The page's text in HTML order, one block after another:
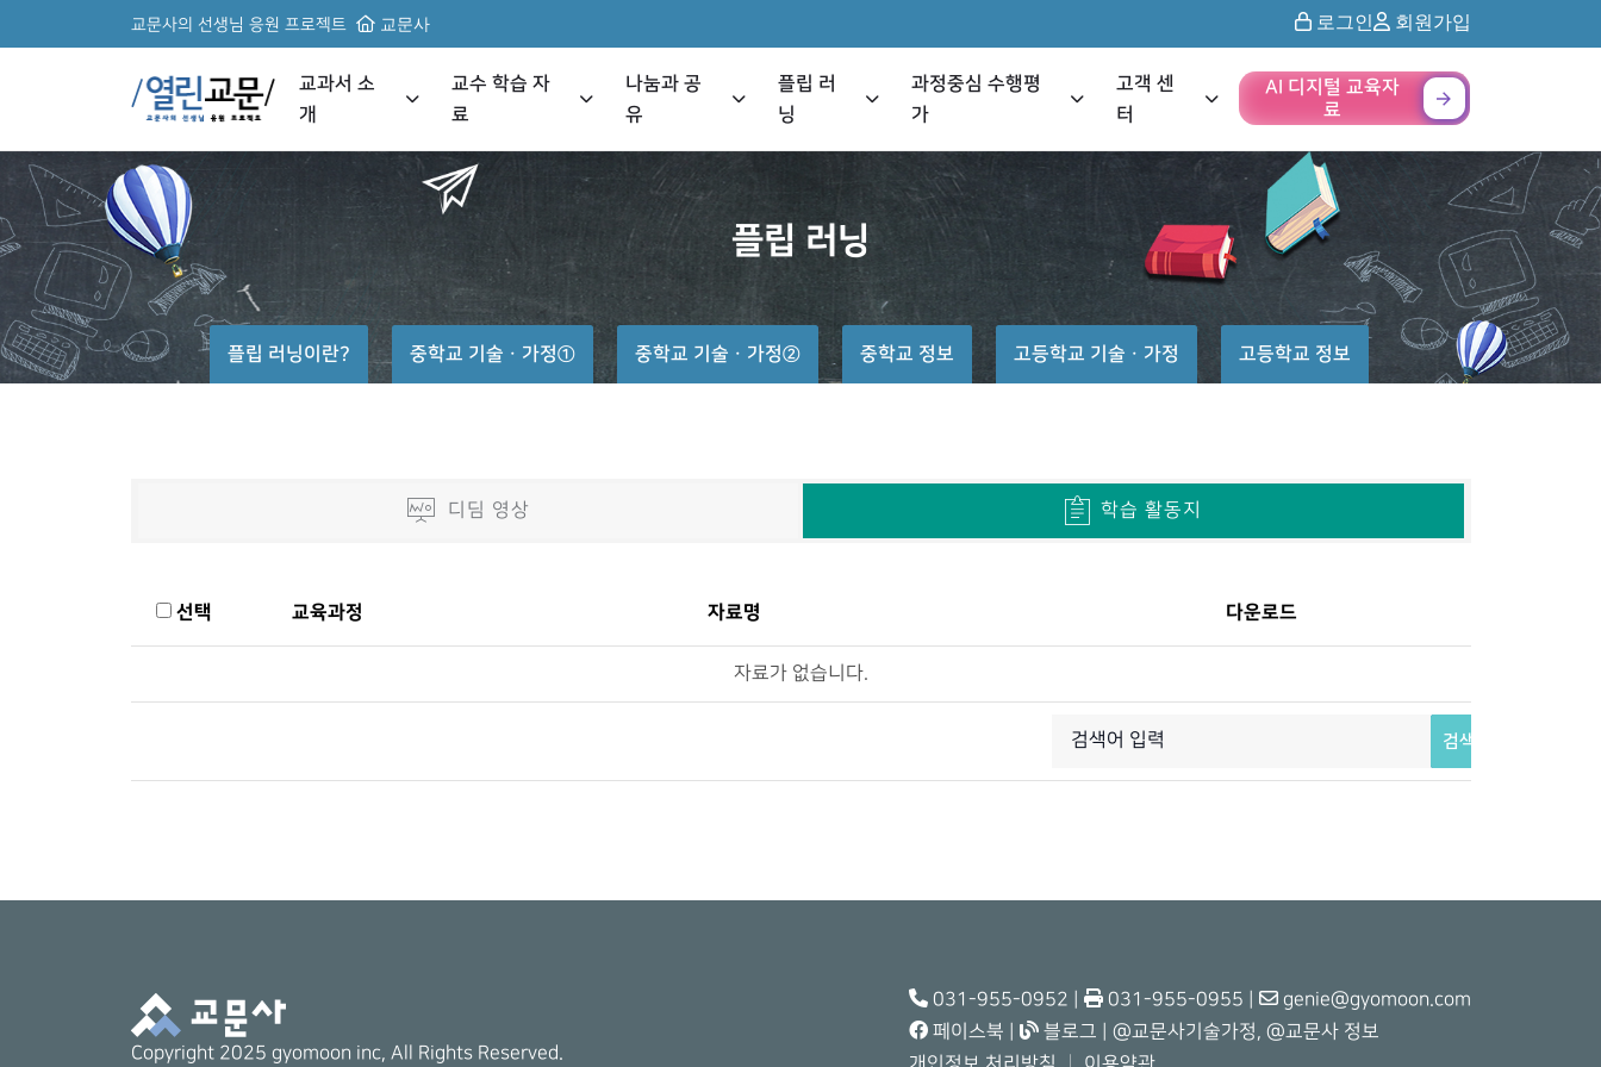
교문사의 선생님 응원 프로젝트 교문사 로그인 회원가입
교과서 소
개
교수 학습 자
료
나눔과 공
유
플립 러
닝
과정중심 수행평
가
고객 센
터
AI 디지털 교육자
료
플립 러닝
플립 러닝이란? 중학교 기술ㆍ가정① 중학교 기술ㆍ가정② 중학교 정보 고등학교 기술ㆍ가정 고등학교 정보
디딤 영상 학습 활동지
선택 교육과정 자료명 다운로드
자료가 없습니다.
검색
Copyright 2025 gyomoon inc, All Rights Reserved.
031-955-0952 | 031-955-0955 |
genie@gyomoon.com
페이스북
블로그 @교문사기술가정, @교문사 정보